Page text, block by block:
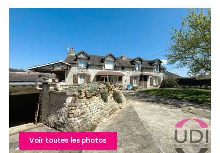
Voir toutes les photos